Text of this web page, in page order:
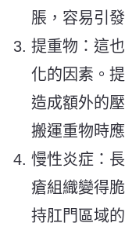
脹，容易引
提重物：這
化的因素。
造成額外的
搬運重物時
慢性炎症：
瘡組織變得
持肛門區域